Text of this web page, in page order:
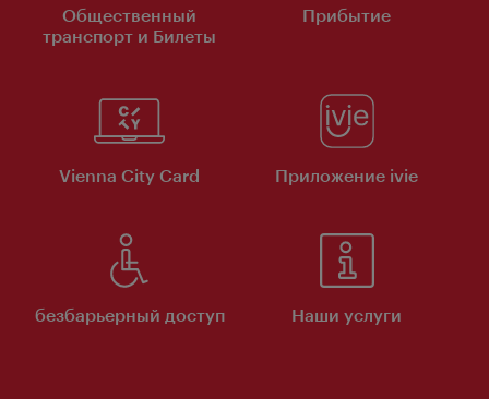
Общественный
транспорт и Билеты
Прибытие
Vienna City Card Приложение ivie
безбарьерный доступ Наши услуги